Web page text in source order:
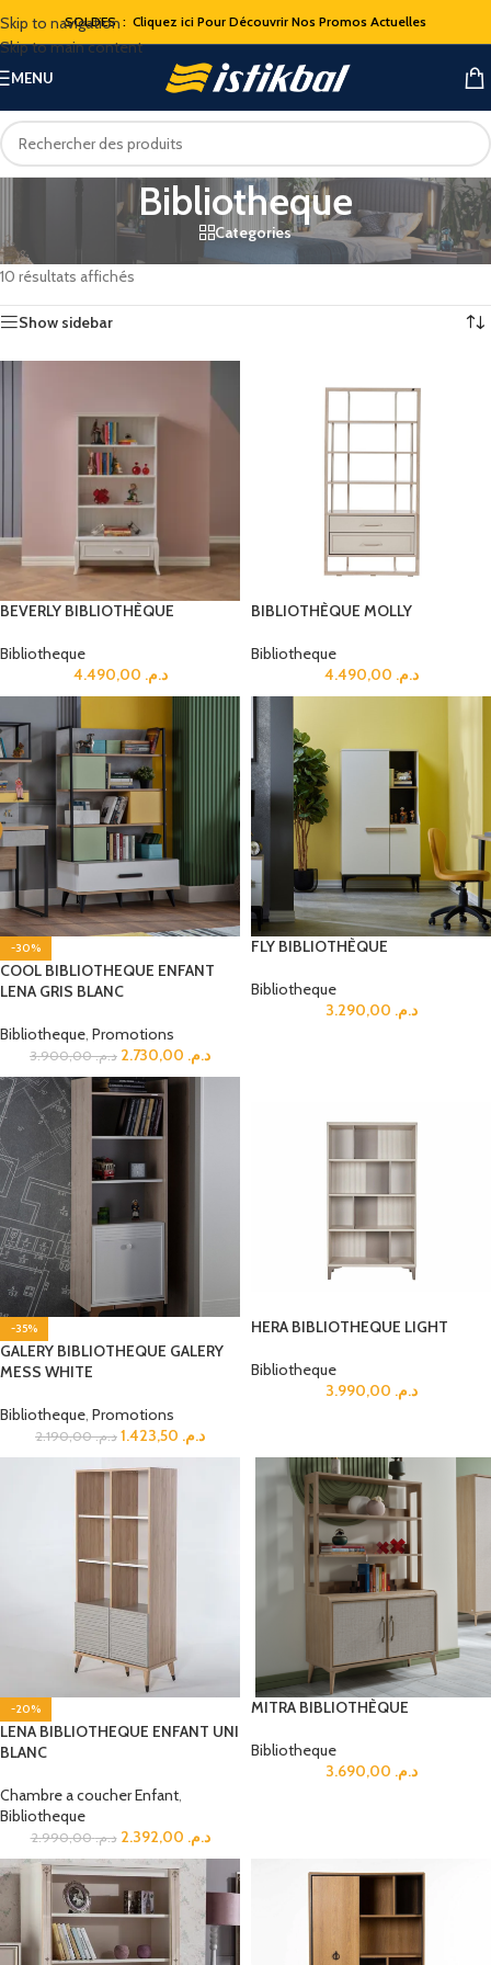
Skip to navigation
Skip to main content
SOLDES : Cliquez ici Pour Découvrir Nos Promos Actuelles
MENU
Bibliotheque
Categories
Accueil
Chambre a coucher Enfant
Bibliotheque
10 résultats affichés
Show sidebar
BEVERLY BIBLIOTHÈQUE
Bibliotheque
د.م.
BIBLIOTHÈQUE MOLLY
Bibliotheque
د.م.
-30%
COOL BIBLIOTHEQUE ENFANT
LENA GRIS BLANC
Bibliotheque, Promotions
د.م.3.900,00 د.م.
FLY BIBLIOTHÈQUE
Bibliotheque
د.م.
-35%
GALERY BIBLIOTHEQUE GALERY
MESS WHITE
Bibliotheque, Promotions
د.م.2.190,00 د.م.
HERA BIBLIOTHEQUE LIGHT
Bibliotheque
د.م.
-20%
LENA BIBLIOTHEQUE ENFANT UNI
BLANC
Chambre a coucher Enfant,
Bibliotheque
د.م.2.990,00 د.م.
MITRA BIBLIOTHÈQUE
Bibliotheque
د.م.